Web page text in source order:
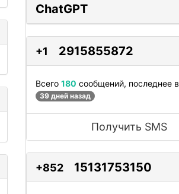
ChatGPT
+1 2915855872
Всего 180 сообщений, последнее в
39 дней назад
Получить SMS
+852 15131753150